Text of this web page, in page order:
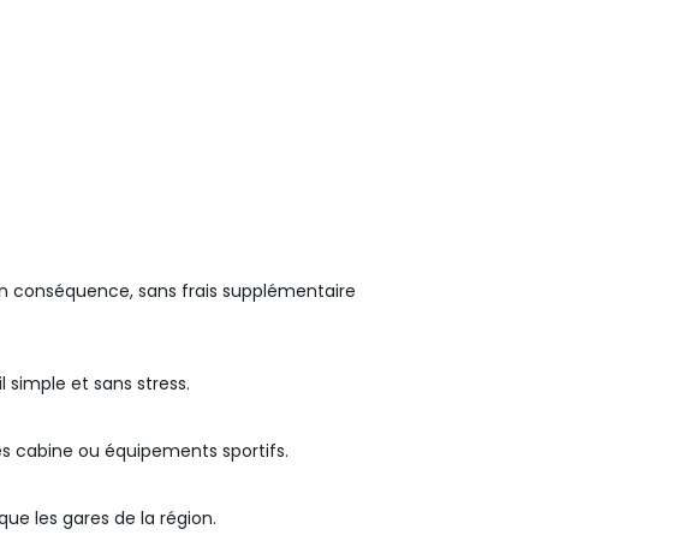
conséquence, sans frais supplémentaire
et sans stress.
cabine ou équipements sportifs.
les gares de la région.